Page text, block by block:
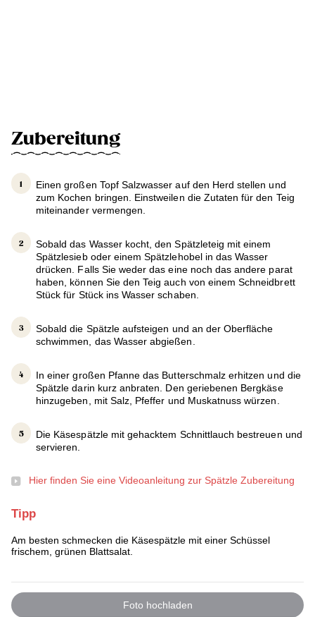
Zubereitung
Einen großen Topf Salzwasser auf den Herd stellen und
zum Kochen bringen. Einstweilen die Zutaten für den Teig
miteinander vermengen.
Sobald das Wasser kocht, den Spätzleteig mit einem
Spätzlesieb oder einem Spätzlehobel in das Wasser
drücken. Falls Sie weder das eine noch das andere parat
haben, können Sie den Teig auch von einem Schneidbrett
Stück für Stück ins Wasser schaben.
Sobald die Spätzle aufsteigen und an der Oberfläche
schwimmen, das Wasser abgießen.
In einer großen Pfanne das Butterschmalz erhitzen und die
Spätzle darin kurz anbraten. Den geriebenen Bergkäse
hinzugeben, mit Salz, Pfeffer und Muskatnuss würzen.
Die Käsespätzle mit gehacktem Schnittlauch bestreuen und
servieren.
Hier finden Sie eine Videoanleitung zur Spätzle Zubereitung
Tipp
Am besten schmecken die Käsespätzle mit einer Schüssel
frischem, grünen Blattsalat.
Foto hochladen